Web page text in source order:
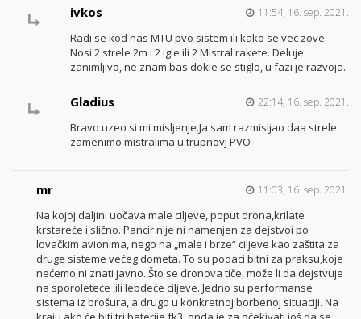
ivkos
11:54, 16. sep. 2021.
Radi se kod nas MTU pvo sistem ili kako se vec zove.
Nosi 2 strele 2m i 2 igle ili 2 Mistral rakete. Deluje
zanimljivo, ne znam bas dokle se stiglo, u fazi je razvoja.
Gladius 22:14, 16. sep. 2021.
Bravo uzeo si mi misljenje.Ja sam razmisljao daa strele
zamenimo mistralima u trupnovj PVO
mr 11:03, 16. sep. 2021.
Na kojoj daljini uočava male ciljeve, poput drona,krilate
krstareće i slično. Pancir nije ni namenjen za dejstvoi po
lovačkim avionima, nego na „male i brze“ ciljeve kao zaštita za
druge sisteme većeg dometa. To su podaci bitni za praksu,koje
nećemo ni znati javno. Što se dronova tiče, može li da dejstvuje
na sporoleteće ,ili lebdeće ciljeve. Jedno su performanse
sistema iz brošura, a drugo u konkretnoj borbenoj situaciji. Na